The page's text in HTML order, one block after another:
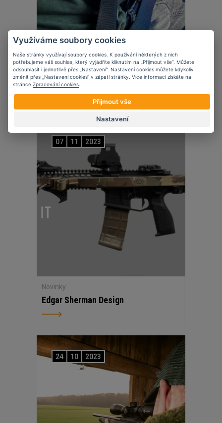
Novinky
5 věcí, které zvážit při nošení krátké
zbraně ve vozidle
07 11 2023
Novinky
Edgar Sherman Design
24 10 2023
Využíváme soubory cookies
Naše stránky využívají soubory cookies. K používání některých z nich
potřebujeme váš souhlas, který vyjádříte kliknutím na „Přijmout vše“. Můžete
odsouhlasit i jednotlivě přes „Nastavení“. Nastavení cookies můžete kdykoliv
změnit přes „Nastavení cookies“ v zápatí stránky. Více informací získáte na
stránce Zpracování cookies
Přijmout vše
Nastavení